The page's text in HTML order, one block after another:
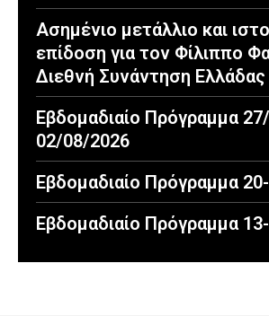
Ασημένιο μετάλλιο και
επίδοση για τον Φίλιππο
Διεθνή Συνάντηση
Εβδομαδιαίο Πρόγραμμα
02/08/2026
Εβδομαδιαίο Πρόγραμμα
Εβδομαδιαίο Πρόγραμμα